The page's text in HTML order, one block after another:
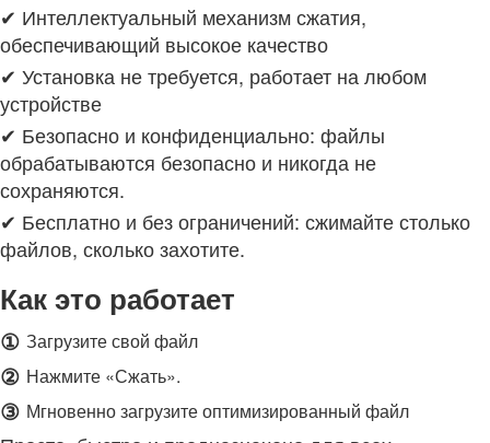
✔ Интеллектуальный механизм сжатия,
обеспечивающий высокое качество
✔ Установка не требуется, работает на любом
устройстве
✔ Безопасно и конфиденциально: файлы
обрабатываются безопасно и никогда не
сохраняются.
✔ Бесплатно и без ограничений: сжимайте столько
файлов, сколько захотите.
Как это работает
① Загрузите свой файл
② Нажмите «Сжать».
③ Мгновенно загрузите оптимизированный файл